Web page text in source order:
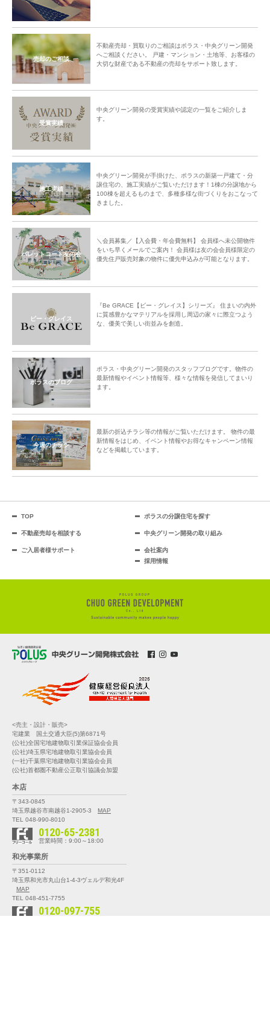
売却のご相談
不動産売却・買取りのご相談はポラス・中央グリーン開発
へご相談ください。 戸建・マンション・土地等、お客様の
大切な財産である不動産の売却をサポート致します。
受賞実績
中央グリーン開発の受賞実績や認定の一覧をご紹介しま
す。
施工実績
中央グリーン開発が手掛けた、ポラスの新築一戸建て・分
譲住宅の、施工実績がご覧いただけます！1棟の分譲地から
100棟を超えるものまで、多種多様な街づくりをおこなって
きました。
パレットコート友の会
＼会員募集／【入会費・年会費無料】 会員様へ未公開物件
をいち早くメールでご案内！ 会員様は友の会会員様限定の
優先住戸販売対象の物件に優先申込みが可能となります。
ビー・グレイス
『Be GRACE【ビー・グレイス】シリーズ』 住まいの内外
に質感豊かなマテリアルを採用し周辺の家々に際立つよう
な、優美で美しい街並みを創造。
ポラスのブログ
ポラス・中央グリーン開発のスタッフブログです。物件の
最新情報やイベント情報等、様々な情報を発信してまいり
ます。
今週のチラシ
最新の折込チラシ等の情報がご覧いただけます。 物件の最
新情報をはじめ、イベント情報やお得なキャンペーン情報
などを掲載しています。
TOP ポラスの分譲住宅を探す
不動産売却を相談する 中央グリーン開発の取り組み
ご入居者様サポート
会社案内
採用情報
<売主・設計・販売>
宅建業 国土交通大臣(5)第6871号
(公社)全国宅地建物取引業保証協会会員
(公社)埼玉県宅地建物取引業協会会員
(一社)千葉県宅地建物取引業協会会員
(公社)首都圏不動産公正取引協議会加盟
本店
〒343-0845
埼玉県越谷市南越谷1-2905-3
MAP
TEL 048-990-8010
0120-65-2381
営業時間：9:00～18:00
和光事業所
〒351-0112
埼玉県和光市丸山台1-4-3ヴェルデ和光4F
MAP
TEL 048-451-7755
0120-097-755